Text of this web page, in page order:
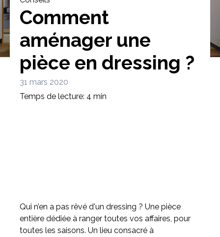
Bibliothèque Meuble tv Dressing
Comment
aménager une
pièce en dressing ?
31 mars 2020
Temps de lecture: 4 min
Qui n’en a pas rêvé d'un dressing ? Une pièce
entière dédiée à ranger toutes vos affaires, pour
toutes les saisons. Un lieu consacré à